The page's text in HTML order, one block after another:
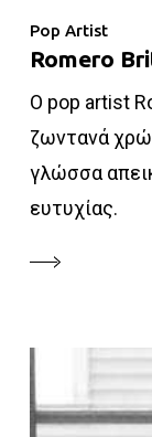
Pop Artist
Romero
Ο pop artist
ζωντανά
γλώσσα
ευτυχίας.